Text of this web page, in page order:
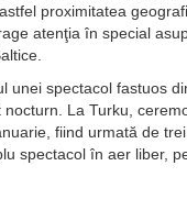
proximitatea
atenţia în special
unei spectacol fastuos
La Turku,
fiind urmată de
spectacol în aer liber,